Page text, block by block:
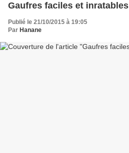
Gaufres faciles et inratables
Publié le 21/10/2015 à 19:05
Par Hanane